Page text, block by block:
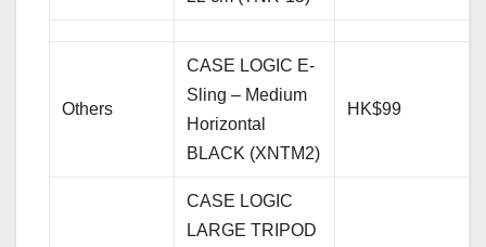
Others
CASE LOGIC E-
Sling – Medium
Horizontal
BLACK (XNTM2)
HK$99
CASE LOGIC
LARGE TRIPOD